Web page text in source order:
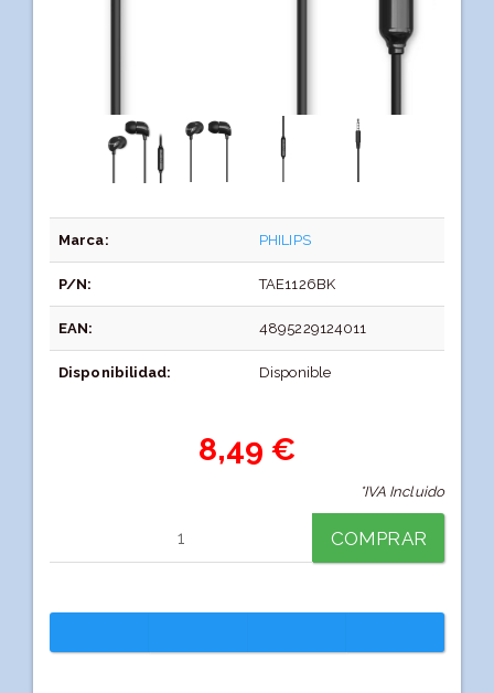
Marca: PHILIPS
P/N: TAE1126BK
EAN: 4895229124011
Disponibilidad: Disponible
8,49 €
*IVA Incluido
COMPRAR